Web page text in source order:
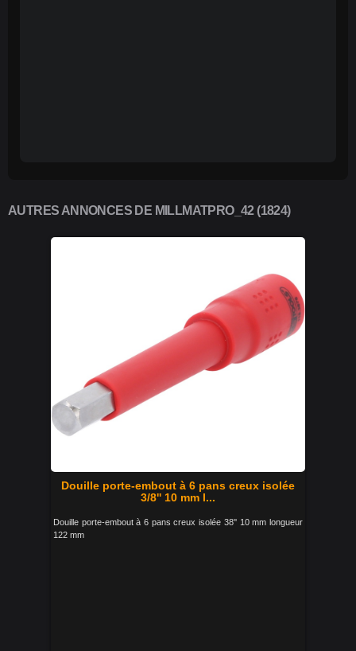
AUTRES ANNONCES DE MILLMATPRO_42 (1824)
Douille porte-embout à 6 pans creux isolée
3/8'' 10 mm l...
Douille porte-embout à 6 pans creux isolée 38'' 10 mm longueur
122 mm